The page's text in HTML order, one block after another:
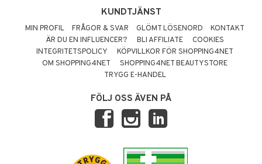
KUNDTJÄNST
MIN PROFIL FRÅGOR & SVAR GLÖMT LÖSENORD
KONTAKT
ÄR DU EN INFLUENCER?
BLI AFFILIATE
COOKIES
INTEGRITETSPOLICY
KÖPVILLKOR FÖR SHOPPING4NET
OM SHOPPING4NET
SHOPPING4NET BEAUTYSTORE
TRYGG E-HANDEL
FÖLJ OSS ÄVEN PÅ